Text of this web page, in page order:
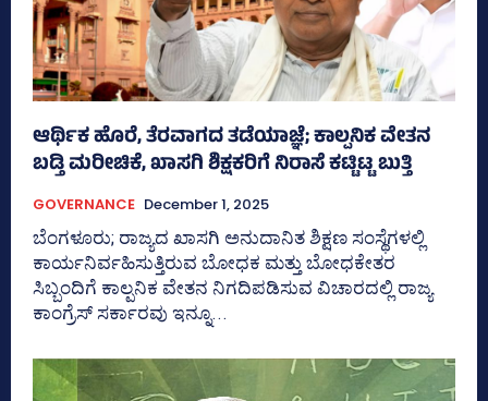
ಆರ್ಥಿಕ ಹೊರೆ, ತೆರವಾಗದ ತಡೆಯಾಜ್ಞೆ; ಕಾಲ್ಪನಿಕ ವೇತನ
ಬಡ್ತಿ ಮರೀಚಿಕೆ, ಖಾಸಗಿ ಶಿಕ್ಷಕರಿಗೆ ನಿರಾಸೆ ಕಟ್ಟಿಟ್ಟ ಬುತ್ತಿ
GOVERNANCE December 1, 2025
ಬೆಂಗಳೂರು; ರಾಜ್ಯದ ಖಾಸಗಿ ಅನುದಾನಿತ ಶಿಕ್ಷಣ ಸಂಸ್ಥೆಗಳಲ್ಲಿ
ಕಾರ್ಯನಿರ್ವಹಿಸುತ್ತಿರುವ ಬೋಧಕ ಮತ್ತು ಬೋಧಕೇತರ
ಸಿಬ್ಬಂದಿಗೆ ಕಾಲ್ಪನಿಕ ವೇತನ ನಿಗದಿಪಡಿಸುವ ವಿಚಾರದಲ್ಲಿ ರಾಜ್ಯ
ಕಾಂಗ್ರೆಸ್‌ ಸರ್ಕಾರವು ಇನ್ನೂ...